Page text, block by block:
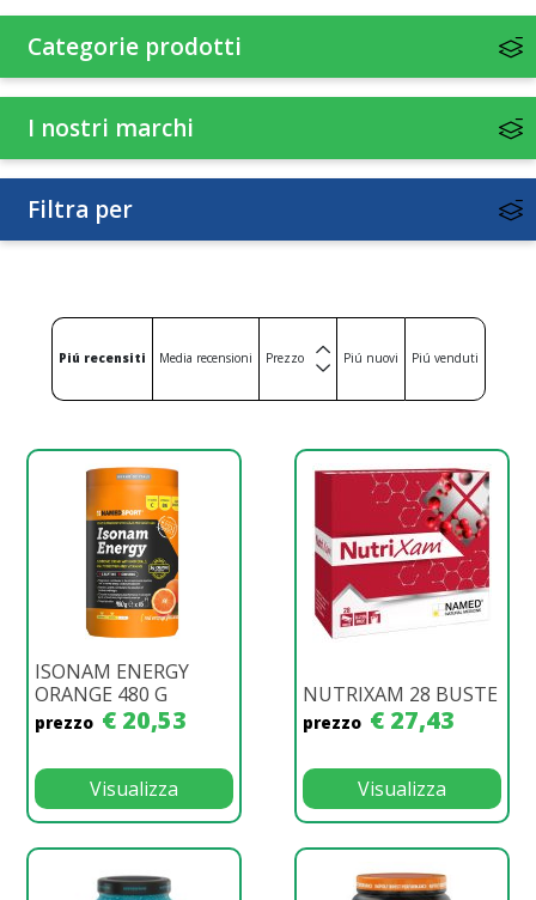
Categorie prodotti
I nostri marchi
Filtra per
Piú recensiti Media recensioni Prezzo Piú nuovi Piú venduti
ISONAM ENERGY
ORANGE 480 G
prezzo € 20,53
Visualizza
NUTRIXAM 28 BUSTE
prezzo € 27,43
Visualizza